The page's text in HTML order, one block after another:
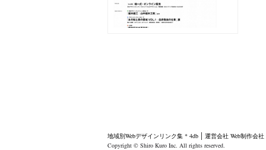
地域別Webデザインリンク集 * 4db 運営会社 Web制作会
Copyright © Shiro Kuro Inc. All rights reserved.